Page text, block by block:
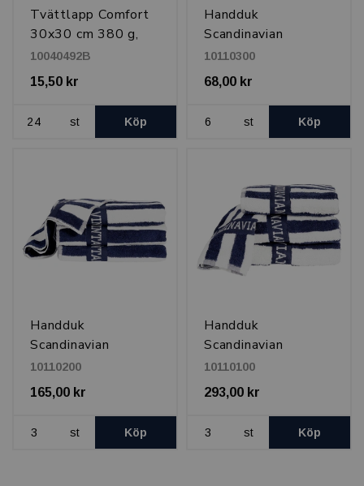
Tvättlapp Comfort
30x30 cm 380 g,
Vit
10040492B
15,50 kr
st Köp
Handduk
Scandinavian
Vintage 50x70 cm,
500 g Randig
10110300
68,00 kr
st Köp
Handduk
Scandinavian
Vintage 70x140 cm,
500 g, Randig
10110200
165,00 kr
st Köp
Handduk
Scandinavian
Vintage 100x180
cm, 500 g Randig
10110100
293,00 kr
st Köp